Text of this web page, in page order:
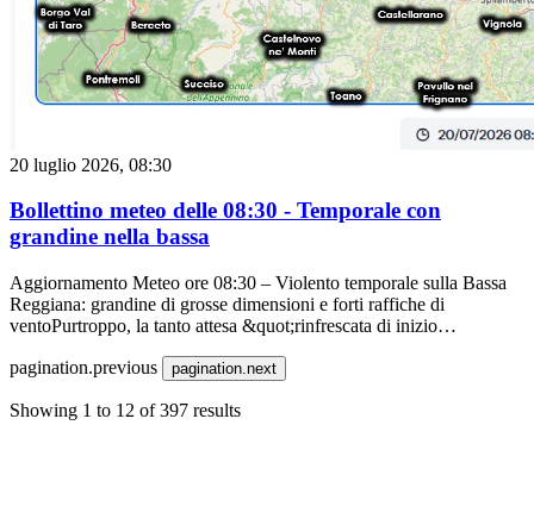
20 luglio 2026, 08:30
Bollettino meteo delle 08:30 - Temporale con
grandine nella bassa
Aggiornamento Meteo ore 08:30 – Violento temporale sulla Bassa
Reggiana: grandine di grosse dimensioni e forti raffiche di
ventoPurtroppo, la tanto attesa &quot;rinfrescata di inizio
territorio, ponendo nel mirino diretto la Bassa Reggiana. Nonostante
l&#039;intrinseca imprevedibilità delle celle temporalesche estive ha
pagination.previous pagination.next
Showing 1 to 12 of 397 results